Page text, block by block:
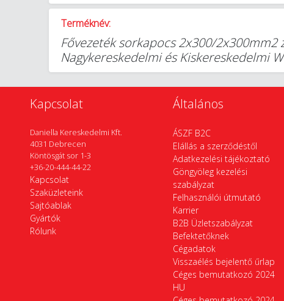
Terméknév:
Fővezeték sorkapocs 2x300/
Nagykereskedelmi és Kiskereskedelmi
Kapcsolat
Daniella Kereskedelmi Kft.
4031 Debrecen
Köntösgát sor 1-3
+36-20-444-44-22
Kapcsolat
Szaküzleteink
Sajtóablak
Gyártók
Rólunk
Általános
ÁSZF B2C
Elállás a szerződéstől
Adatkezelési tájékoztató
Göngyöleg kezelési
szabályzat
Felhasználói útmutató
Karrier
B2B Üzletszabályzat
Befektetőknek
Cégadatok
Visszaélés bejelentő űrlap
Céges bemutatkozó 2024
HU